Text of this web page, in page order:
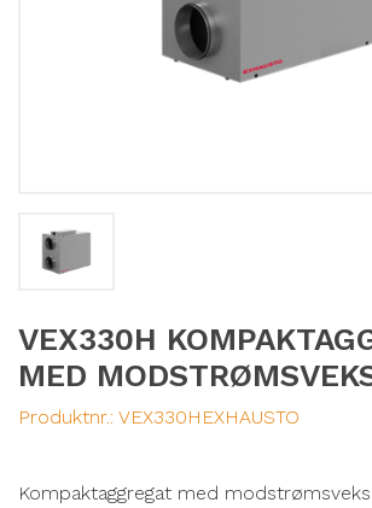
VEX330H
MED
Produktnr.: VEX330HEXHAUSTO
Kompaktaggregat med